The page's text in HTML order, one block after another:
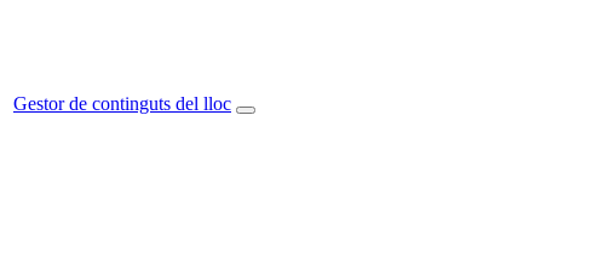
Gestor de continguts del lloc